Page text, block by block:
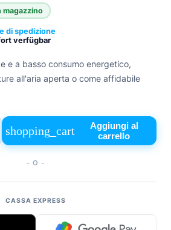
magazzino
di spedizione
verfügbar
e a basso consumo energetico,
all'aria aperta o come affidabile
shopping_cart
Aggiungi al
carrello
- O -
CASSA EXPRESS